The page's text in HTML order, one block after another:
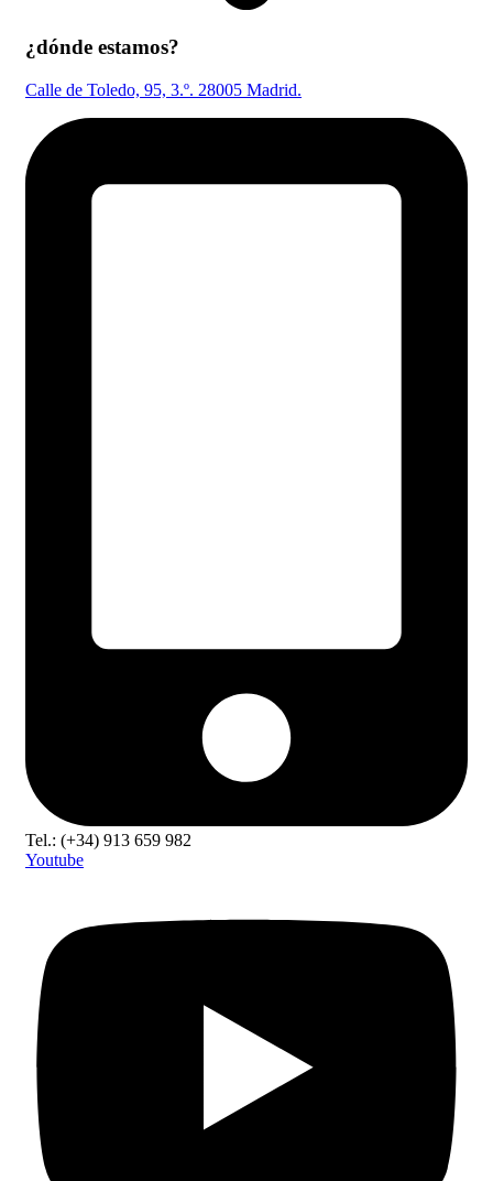
¿dónde estamos?
Calle de Toledo, 95, 3.º. 28005 Madrid.
Tel.: (+34) 913 659 982
Youtube